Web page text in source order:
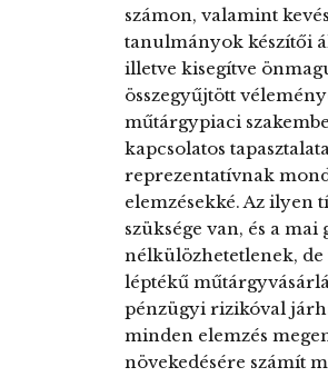
számon, valamint
tanulmányok készítői
illetve kisegítve
összegyűjtött
műtárgypiaci
kapcsolatos
reprezentatívnak
elemzésekké. Az
szüksége van, és a
nélkülözhetetlenek,
léptékű
pénzügyi rizikóval
minden elemzés
növekedésére számít